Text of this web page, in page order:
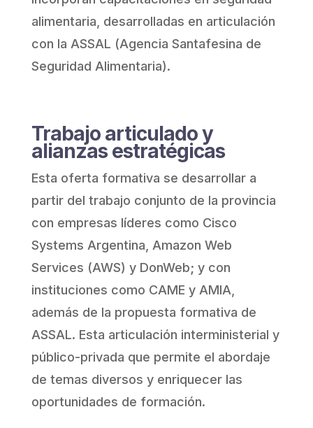
alimentaria, desarrolladas en articulación
con la ASSAL (Agencia Santafesina de
Seguridad Alimentaria).
Trabajo articulado y
alianzas estratégicas
Esta oferta formativa se desarrollar a
partir del trabajo conjunto de la provincia
con empresas líderes como Cisco
Systems Argentina, Amazon Web
Services (AWS) y DonWeb; y con
instituciones como CAME y AMIA,
además de la propuesta formativa de
ASSAL. Esta articulación interministerial y
público-privada que permite el abordaje
de temas diversos y enriquecer las
oportunidades de formación.